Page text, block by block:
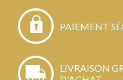
PAIEMENT
LIVRAISON